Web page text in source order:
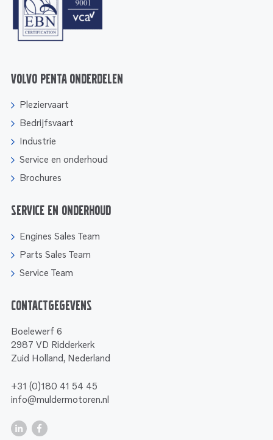
Volvo Penta onderdelen
Pleziervaart
Bedrijfsvaart
Industrie
Service en onderhoud
Brochures
Service en onderhoud
Engines Sales Team
Parts Sales Team
Service Team
Contactgegevens
Boelewerf 6
2987 VD Ridderkerk
Zuid Holland, Nederland
+31 (0)180 41 54 45
info@muldermotoren.nl